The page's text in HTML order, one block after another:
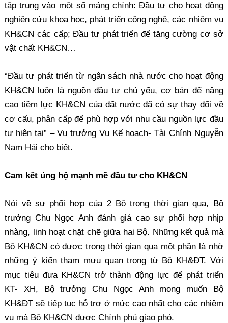
tập trung vào một số mảng chính: Đầu tư cho hoạt động
nghiên cứu khoa học, phát triển công nghệ, các nhiệm vụ
KH&CN các cấp; Đầu tư phát triển để tăng cường cơ sở
vật chất KH&CN…
“Đầu tư phát triển từ ngân sách nhà nước cho hoạt động
KH&CN luôn là nguồn đầu tư chủ yếu, cơ bản để nâng
cao tiềm lực KH&CN của đất nước đã có sự thay đổi về
cơ cấu, phân cấp để phù hợp với nhu cầu nguồn lực đầu
tư hiện tại” – Vụ trưởng Vụ Kế hoạch- Tài Chính Nguyễn
Nam Hải cho biết.
Cam kết ủng hộ mạnh mẽ đầu tư cho KH&CN
Nói về sự phối hợp của 2 Bộ trong thời gian qua, Bộ
trưởng Chu Ngọc Anh đánh giá cao sự phối hợp nhịp
nhàng, linh hoạt chặt chẽ giữa hai Bộ. Những kết quả mà
Bộ KH&CN có được trong thời gian qua một phần là nhờ
những ý kiến tham mưu quan trọng từ Bộ KH&ĐT. Với
mục tiêu đưa KH&CN trở thành động lực để phát triển
KT- XH, Bộ trưởng Chu Ngọc Anh mong muốn Bộ
KH&ĐT sẽ tiếp tục hỗ trợ ở mức cao nhất cho các nhiệm
vụ mà Bộ KH&CN được Chính phủ giao phó.